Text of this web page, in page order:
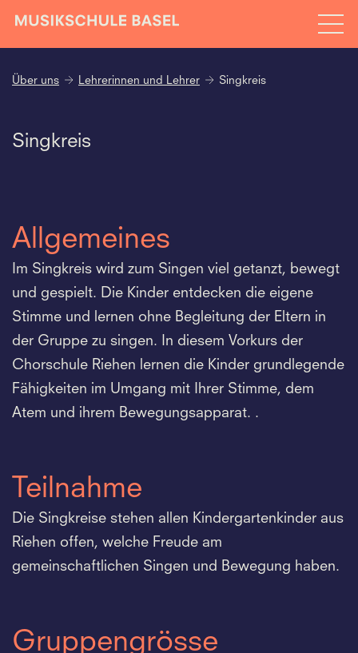
Über uns Lehrerinnen und Lehrer Singkreis
Singkreis
Allgemeines
Im Singkreis wird zum Singen viel getanzt, bewegt
und gespielt. Die Kinder entdecken die eigene
Stimme und lernen ohne Begleitung der Eltern in
der Gruppe zu singen. In diesem Vorkurs der
Chorschule Riehen lernen die Kinder grundlegende
Fähigkeiten im Umgang mit Ihrer Stimme, dem
Atem und ihrem Bewegungsapparat. .
Teilnahme
Die Singkreise stehen allen Kindergartenkinder aus
Riehen offen, welche Freude am
gemeinschaftlichen Singen und Bewegung haben.
Gruppengrösse